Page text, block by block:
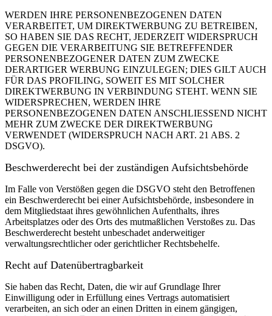
WERDEN IHRE PERSONENBEZOGENEN DATEN
VERARBEITET, UM DIREKTWERBUNG ZU BETREIBEN,
SO HABEN SIE DAS RECHT, JEDERZEIT WIDERSPRUCH
GEGEN DIE VERARBEITUNG SIE BETREFFENDER
PERSONENBEZOGENER DATEN ZUM ZWECKE
DERARTIGER WERBUNG EINZULEGEN; DIES GILT AUCH
FÜR DAS PROFILING, SOWEIT ES MIT SOLCHER
DIREKTWERBUNG IN VERBINDUNG STEHT. WENN SIE
WIDERSPRECHEN, WERDEN IHRE
PERSONENBEZOGENEN DATEN ANSCHLIESSEND NICHT
MEHR ZUM ZWECKE DER DIREKTWERBUNG
VERWENDET (WIDERSPRUCH NACH ART. 21 ABS. 2
DSGVO).
Beschwerde­recht bei der zuständigen Aufsichts­behörde
Im Falle von Verstößen gegen die DSGVO steht den Betroffenen
ein Beschwerderecht bei einer Aufsichtsbehörde, insbesondere in
dem Mitgliedstaat ihres gewöhnlichen Aufenthalts, ihres
Arbeitsplatzes oder des Orts des mutmaßlichen Verstoßes zu. Das
Beschwerderecht besteht unbeschadet anderweitiger
verwaltungsrechtlicher oder gerichtlicher Rechtsbehelfe.
Recht auf Daten­übertrag­barkeit
Sie haben das Recht, Daten, die wir auf Grundlage Ihrer
Einwilligung oder in Erfüllung eines Vertrags automatisiert
verarbeiten, an sich oder an einen Dritten in einem gängigen,